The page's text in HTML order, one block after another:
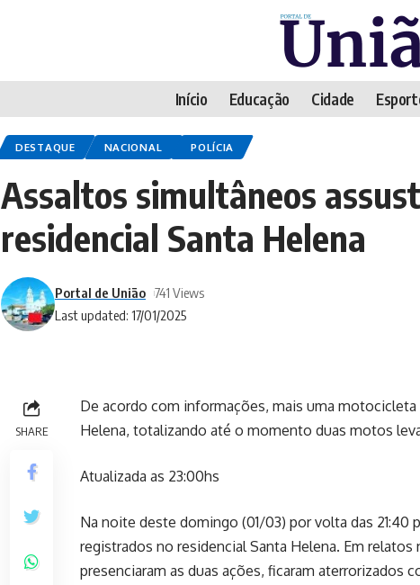
Início Educação Cidade
DESTAQUE NACIONAL POLÍCIA
Assaltos simultâneos
residencial Santa Helena
Last updated: 17/01/2025
Portal de União 741 Views
SHARE
De acordo com informações, mais uma
Helena, totalizando até o momento duas motos
Atualizada as 23:00hs
Na noite deste domingo (01/03) por volta das
registrados no residencial Santa Helena. Em
presenciaram as duas ações, ficaram aterrorizados